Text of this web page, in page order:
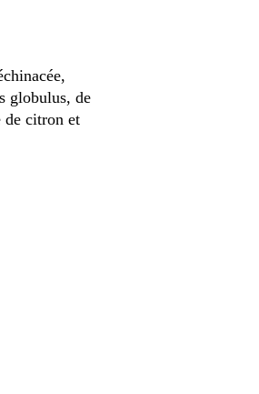
globulus, de
de citron et